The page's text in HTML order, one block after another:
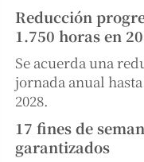
Reducción
1.750 horas en
Se acuerda una
jornada anual
2028.
17 fines de
garantizados